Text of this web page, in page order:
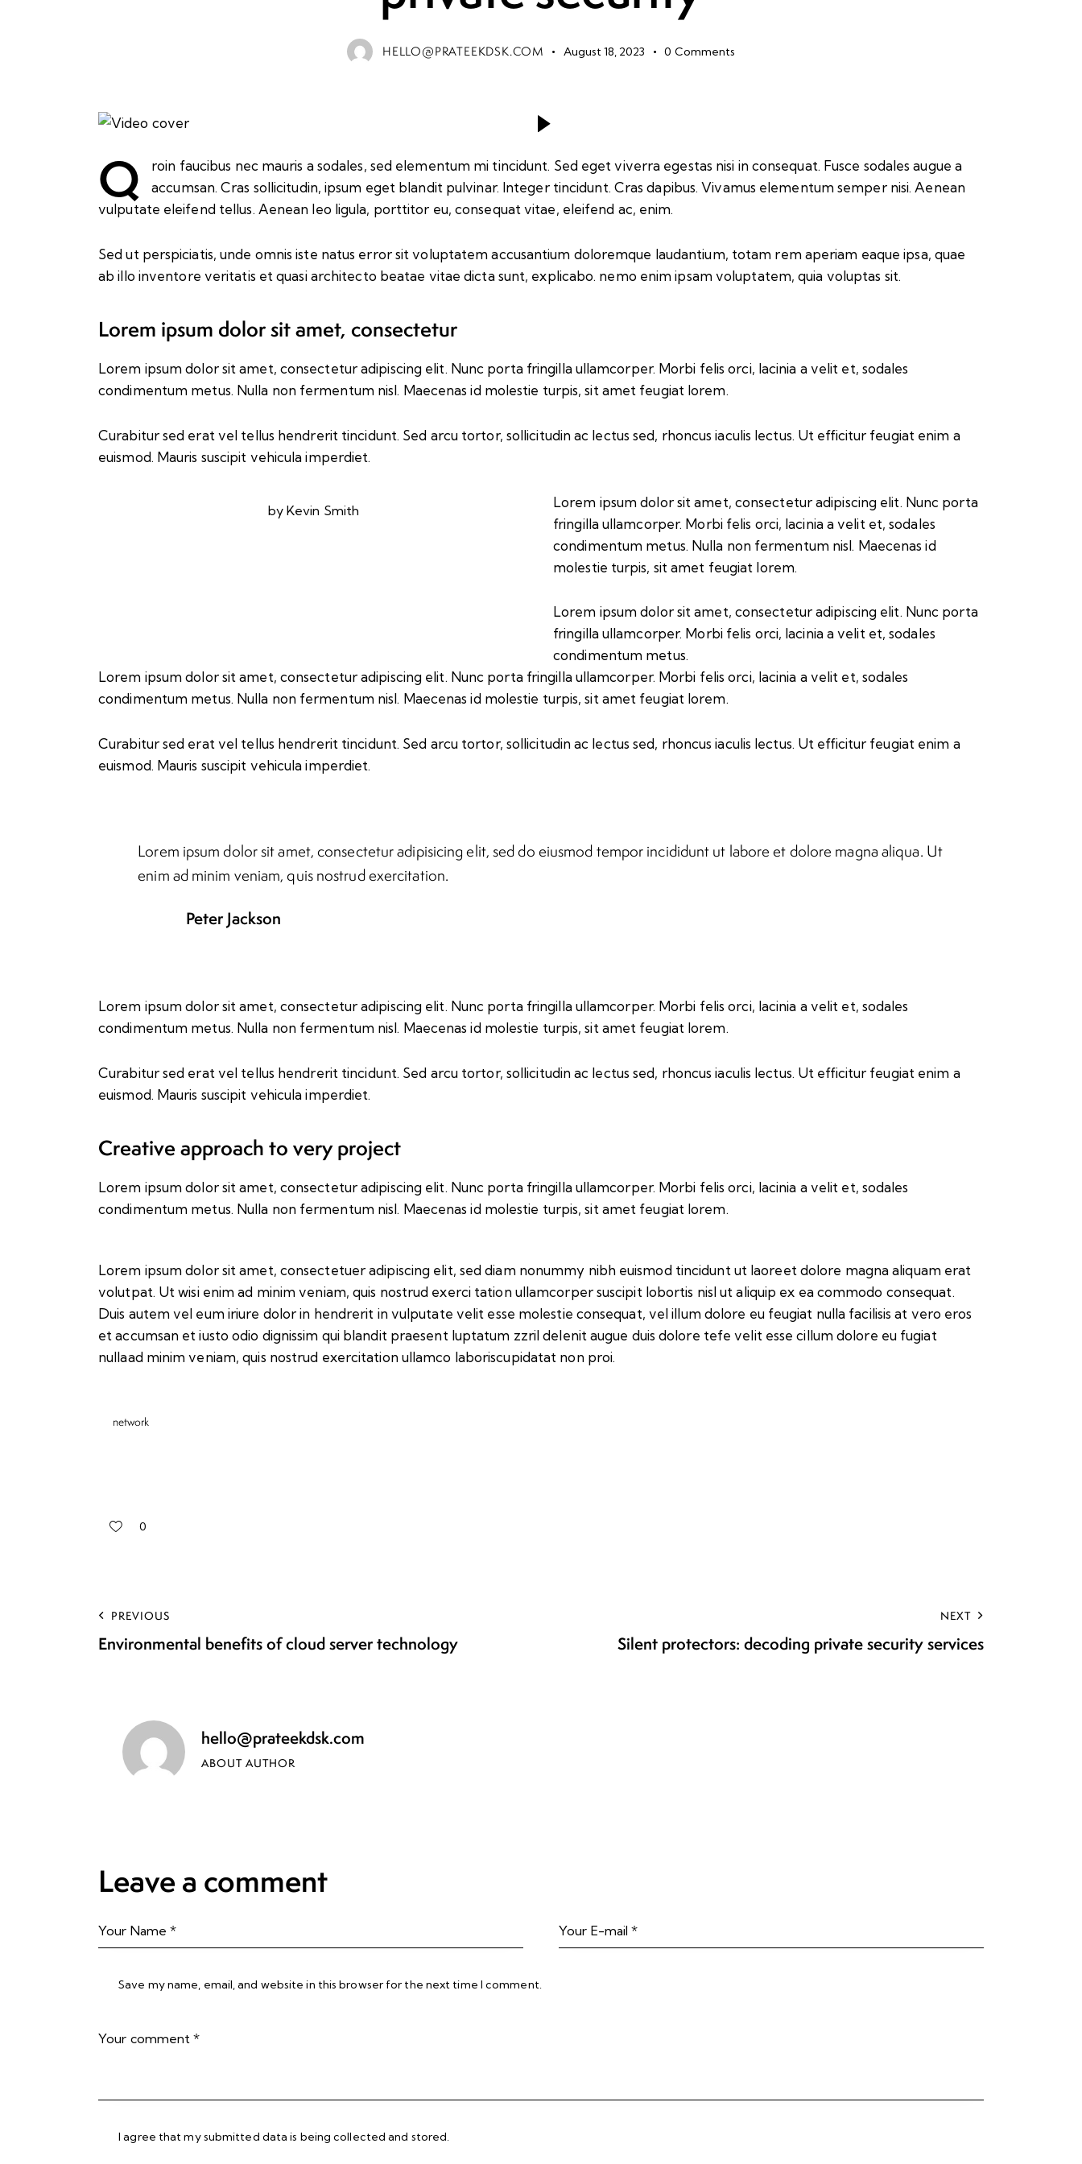
HELLO@PRATEEKDSK.COM August 18, 2023 0 Comments
Q
roin faucibus nec mauris a sodales, sed elementum mi tincidunt. Sed eget viverra egestas nisi in consequat. Fusce sodales augue a
accumsan. Cras sollicitudin, ipsum eget blandit pulvinar. Integer tincidunt. Cras dapibus. Vivamus elementum semper nisi. Aenean
vulputate eleifend tellus. Aenean leo ligula, porttitor eu, consequat vitae, eleifend ac, enim.
Sed ut perspiciatis, unde omnis iste natus error sit voluptatem accusantium doloremque laudantium, totam rem aperiam eaque ipsa, quae
ab illo inventore veritatis et quasi architecto beatae vitae dicta sunt, explicabo. nemo enim ipsam voluptatem, quia voluptas sit.
Lorem ipsum dolor sit amet, consectetur
Lorem ipsum dolor sit amet, consectetur adipiscing elit. Nunc porta fringilla ullamcorper. Morbi felis orci, lacinia a velit et, sodales
condimentum metus. Nulla non fermentum nisl. Maecenas id molestie turpis, sit amet feugiat lorem.
Curabitur sed erat vel tellus hendrerit tincidunt. Sed arcu tortor, sollicitudin ac lectus sed, rhoncus iaculis lectus. Ut efficitur feugiat enim a
euismod. Mauris suscipit vehicula imperdiet.
byKevin Smith
Lorem ipsum dolor sit amet, consectetur adipiscing elit. Nunc porta
fringilla ullamcorper. Morbi felis orci, lacinia a velit et, sodales
condimentum metus. Nulla non fermentum nisl. Maecenas id
molestie turpis, sit amet feugiat lorem.
Lorem ipsum dolor sit amet, consectetur adipiscing elit. Nunc porta
fringilla ullamcorper. Morbi felis orci, lacinia a velit et, sodales
condimentum metus.
Lorem ipsum dolor sit amet, consectetur adipiscing elit. Nunc porta fringilla ullamcorper. Morbi felis orci, lacinia a velit et, sodales
condimentum metus. Nulla non fermentum nisl. Maecenas id molestie turpis, sit amet feugiat lorem.
Curabitur sed erat vel tellus hendrerit tincidunt. Sed arcu tortor, sollicitudin ac lectus sed, rhoncus iaculis lectus. Ut efficitur feugiat enim a
euismod. Mauris suscipit vehicula imperdiet.
Lorem ipsum dolor sit amet, consectetur adipisicing elit, sed do eiusmod tempor incididunt ut labore et dolore magna aliqua. Ut
enim ad minim veniam, quis nostrud exercitation.
Peter Jackson
Lorem ipsum dolor sit amet, consectetur adipiscing elit. Nunc porta fringilla ullamcorper. Morbi felis orci, lacinia a velit et, sodales
condimentum metus. Nulla non fermentum nisl. Maecenas id molestie turpis, sit amet feugiat lorem.
Curabitur sed erat vel tellus hendrerit tincidunt. Sed arcu tortor, sollicitudin ac lectus sed, rhoncus iaculis lectus. Ut efficitur feugiat enim a
euismod. Mauris suscipit vehicula imperdiet.
Creative approach to very project
Lorem ipsum dolor sit amet, consectetur adipiscing elit. Nunc porta fringilla ullamcorper. Morbi felis orci, lacinia a velit et, sodales
condimentum metus. Nulla non fermentum nisl. Maecenas id molestie turpis, sit amet feugiat lorem.
Lorem ipsum dolor sit amet, consectetuer adipiscing elit, sed diam nonummy nibh euismod tincidunt ut laoreet dolore magna aliquam erat
volutpat. Ut wisi enim ad minim veniam, quis nostrud exerci tation ullamcorper suscipit lobortis nisl ut aliquip ex ea commodo consequat.
Duis autem vel eum iriure dolor in hendrerit in vulputate velit esse molestie consequat, vel illum dolore eu feugiat nulla facilisis at vero eros
et accumsan et iusto odio dignissim qui blandit praesent luptatum zzril delenit augue duis dolore tefe velit esse cillum dolore eu fugiat
nullaad minim veniam, quis nostrud exercitation ullamco laboriscupidatat non proi.
network
0
PREVIOUS
Environmental benefits of cloud server technology
NEXT
Silent protectors: decoding private security services
hello@prateekdsk.com
ABOUT AUTHOR
Leave a comment
Save my name, email, and website in this browser for the next time I comment.
I agree that my submitted data is beingcollected and stored.